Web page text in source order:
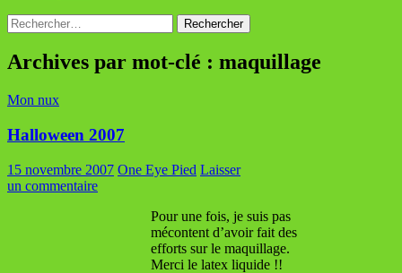
Rechercher :
Archives par mot-clé : maquillage
Mon nux
Halloween 2007
15 novembre 2007 One Eye Pied Laisser
un commentaire
Pour une fois, je suis pas
mécontent d’avoir fait des
efforts sur le maquillage.
Merci le latex liquide !!